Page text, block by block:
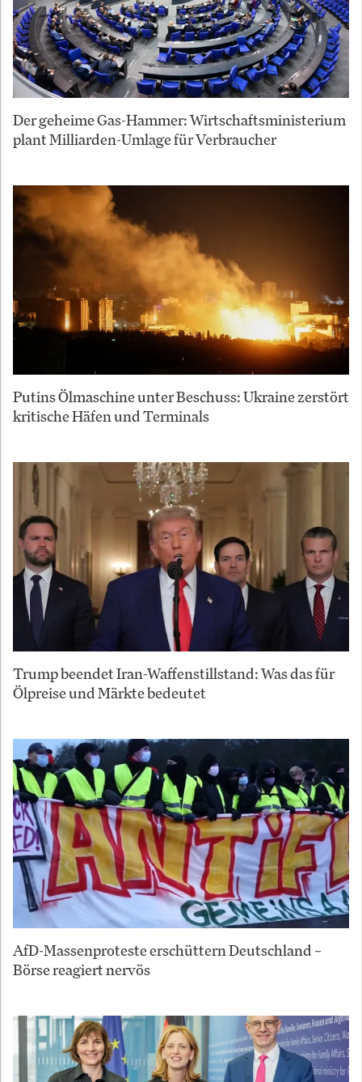
Der geheime Gas-Hammer: Wirtschaftsministerium
plant Milliarden-Umlage für Verbraucher
Putins Ölmaschine unter Beschuss: Ukraine zerstört
kritische Häfen und Terminals
Trump beendet Iran-Waffenstillstand: Was das für
Ölpreise und Märkte bedeutet
AfD-Massenproteste erschüttern Deutschland –
Börse reagiert nervös